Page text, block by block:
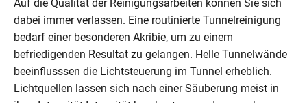
Auf die Qualität der Reinigungsarbeiten können Sie sich
dabei immer verlassen. Eine routinierte Tunnelreinigung
bedarf einer besonderen Akribie, um zu einem
befriedigenden Resultat zu gelangen. Helle Tunnelwände
beeinflusssen die Lichtsteuerung im Tunnel erheblich.
Lichtquellen lassen sich nach einer Säuberung meist in